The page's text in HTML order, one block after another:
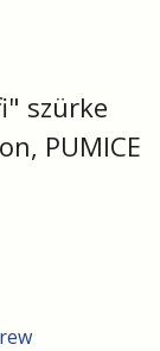
szürke
PUMICE